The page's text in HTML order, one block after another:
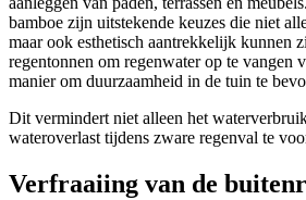
bamboe zijn uitstekende keuzes die niet
maar ook esthetisch aantrekkelijk kunnen
regentonnen om regenwater op te vangen
manier om duurzaamheid in de tuin te
Dit vermindert niet alleen het
wateroverlast tijdens zware regenval te
Verfraaiing van de